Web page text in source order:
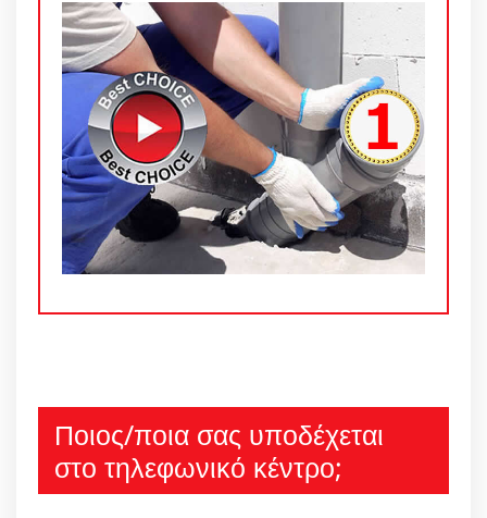
Ποιος/ποια σας υποδέχεται
στο τηλεφωνικό κέντρο;